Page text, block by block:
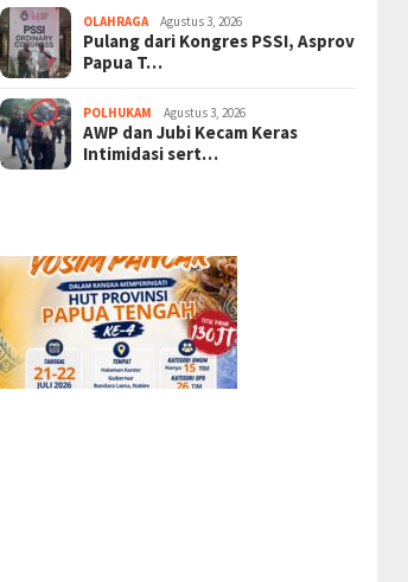
OLAHRAGA Agustus 3, 2026
Pulang dari Kongres PSSI, Asprov
Papua T…
POLHUKAM Agustus 3, 2026
AWP dan Jubi Kecam Keras
Intimidasi sert…